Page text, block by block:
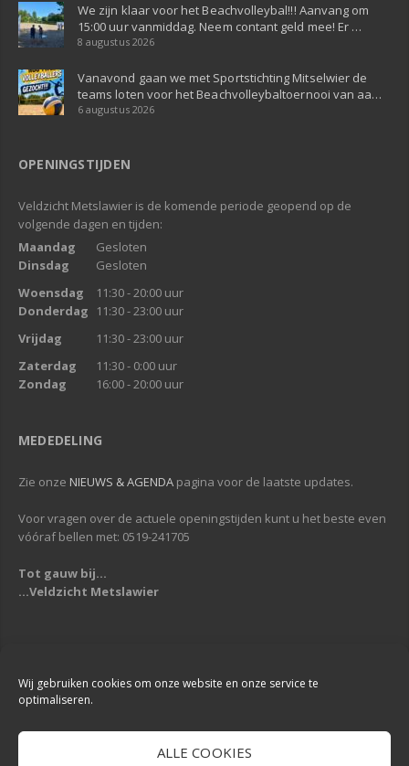
Wij gebruiken cookies om onze website en onze service te
optimaliseren.
ALLE COOKIES
We zijn klaar voor het Beachvolleybal!!! Aanvang om
15:00 uur vanmiddag. Neem contant geld mee! Er …
8 augustus 2026
Vanavond gaan we met Sportstichting Mitselwier de
teams loten voor het Beachvolleybaltoernooi van aa…
6 augustus 2026
OPENINGSTIJDEN
Veldzicht Metslawier is de komende periode geopend op de
volgende dagen en tijden:
Maandag
Gesloten
Dinsdag
Gesloten
Woensdag
11:30 - 20:00 uur
Donderdag
11:30 - 23:00 uur
Vrijdag
11:30 - 23:00 uur
Zaterdag
11:30 - 0:00 uur
Zondag
16:00 - 20:00 uur
MEDEDELING
Zie onze NIEUWS & AGENDA pagina voor de laatste updates.
Voor vragen over de actuele openingstijden kunt u het beste even
vóóraf bellen met: 0519-241705
Tot gauw bij...
...Veldzicht Metslawier
| Webdesign & Development -DigiReus